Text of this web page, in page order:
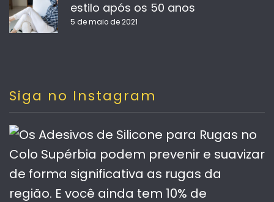
estilo após os 50 anos
5 de maio de 2021
Siga no Instagram